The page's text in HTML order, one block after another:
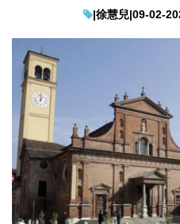
|徐慧兒|09-02-